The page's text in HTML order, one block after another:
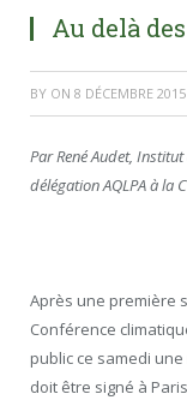
Au delà
BY ON 8 DÉCEMBRE 2015
Par René Audet, Institut
délégation AQLPA à la
Après une première
Conférence
public ce samedi
doit être signé à